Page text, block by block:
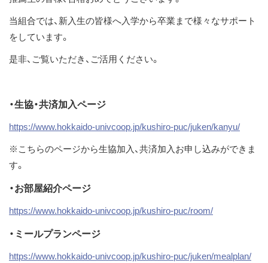
当組合では、新入生の皆様へ入学から卒業まで様々なサポート
をしています。
是非、ご覧いただき、ご活用ください。
・生協・共済加入ページ
https://www.hokkaido-univcoop.jp/kushiro-puc/juken/kanyu/
※こちらのページから生協加入、共済加入お申し込みができま
す。
・お部屋紹介ページ
https://www.hokkaido-univcoop.jp/kushiro-puc/room/
・ミールプランページ
https://www.hokkaido-univcoop.jp/kushiro-puc/juken/mealplan/